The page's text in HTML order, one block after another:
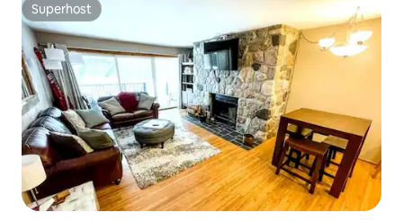
Superhost
Superhost